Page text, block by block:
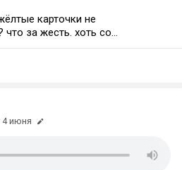
карточки не
что за жесть. хоть со
на поле
4 июня